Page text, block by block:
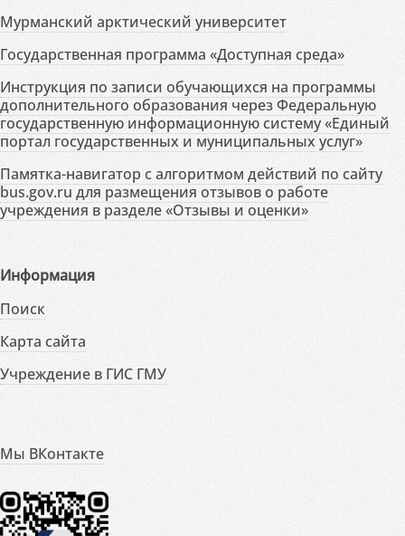
Мурманский арктический университет
Государственная программа «Доступная среда»
Инструкция по записи обучающихся на программы
дополнительного образования через Федеральную
государственную информационную систему «Единый
портал государственных и муниципальных услуг»
Памятка-навигатор с алгоритмом действий по сайту
bus.gov.ru для размещения отзывов о работе
учреждения в разделе «Отзывы и оценки»
Информация
Поиск
Карта сайта
Учреждение в ГИС ГМУ
Мы ВКонтакте